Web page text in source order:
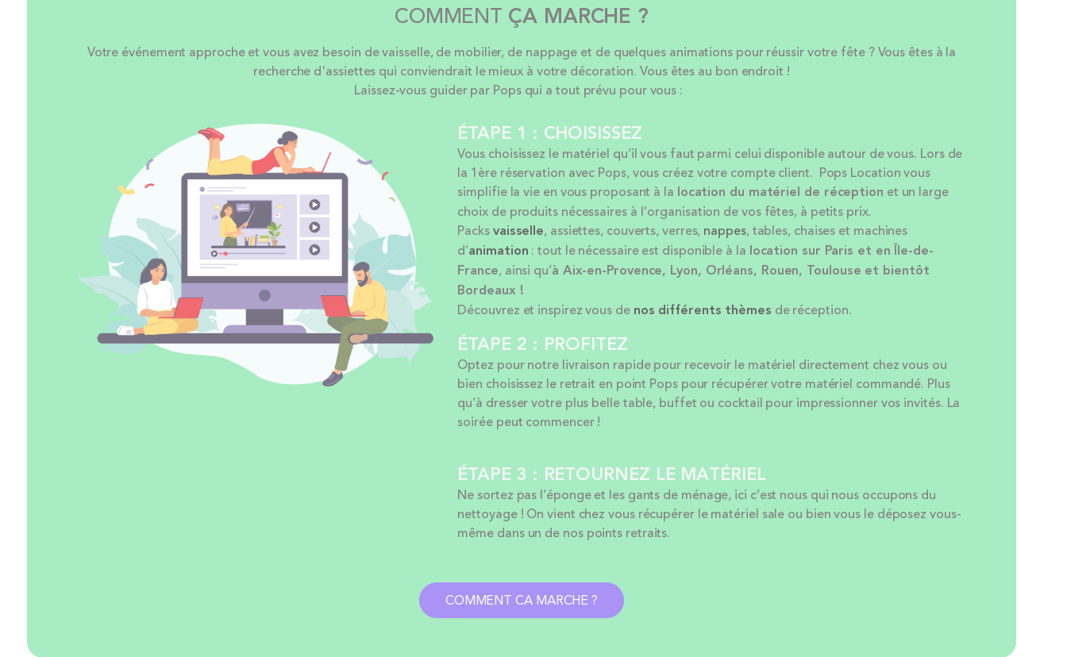
COMMENT ÇA MARCHE ?
Votre événement approche et vous avez besoin de vaisselle, de mobilier, de nappage et de quelques animations pour réussir votre fête ? Vous êtes à la
recherche d'assiettes qui conviendrait le mieux à votre décoration. Vous êtes au bon endroit !
Laissez-vous guider par Pops qui a tout prévu pour vous :
ÉTAPE 1 : CHOISISSEZ
Vous choisissez le matériel qu’il vous faut parmi celui disponible autour de vous. Lors de
la 1ère réservation avec Pops, vous créez votre compte client. Pops Location vous
simplifie la vie en vous proposant à la location du matériel de réception et un large
choix de produits nécessaires à l'organisation de vos fêtes, à petits prix.
Packsvaisselle, assiettes, couverts, verres, nappes, tables, chaises et machines
d’animation : tout le nécessaire est disponible à la location sur Paris et en Île-de-
France, ainsi qu’à Aix-en-Provence, Lyon, Orléans, Rouen, Toulouse et bientôt
Bordeaux !
Découvrez et inspirez vous de nos différents thèmes de réception.
ÉTAPE 2 : PROFITEZ
Optez pour notre livraison rapide pour recevoir le matériel directement chez vous ou
bien choisissez le retrait en point Pops pour récupérer votre matériel commandé. Plus
qu’à dresser votre plus belle table, buffet ou cocktail pour impressionner vos invités. La
soirée peut commencer !
ÉTAPE 3 : RETOURNEZ LE MATÉRIEL
Ne sortez pas l’éponge et les gants de ménage, ici c’est nous qui nous occupons du
nettoyage ! On vient chez vous récupérer le matériel sale ou bien vous le déposez vous-
même dans un de nos points retraits.
COMMENT CA MARCHE ?